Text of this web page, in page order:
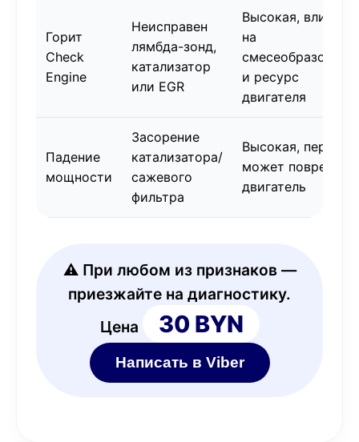
Горит
Check
Engine
Неисправен
лямбда-зонд,
катализатор
или EGR
Высокая, влияет
на
и ресурс
двигателя
Падение
мощности
Засорение
катализатора/
сажевого
фильтра
Высокая,
может повредить
двигатель
⚠️ При любом из признаков —
приезжайте на диагностику.
Цена
30 BYN
Написать в Viber